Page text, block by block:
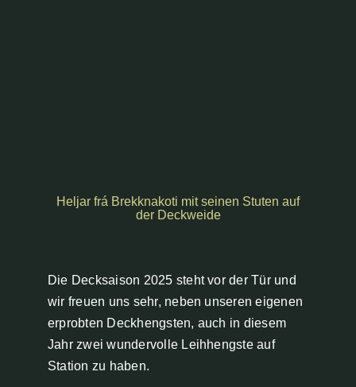
Heljar frá Brekknakoti mit seinen Stuten auf
der Deckweide
Die Decksaison 2025 steht vor der Tür und
wir freuen uns sehr, neben unseren eigenen
erprobten Deckhengsten, auch in diesem
Jahr zwei wundervolle Leihhengste auf
Station zu haben.